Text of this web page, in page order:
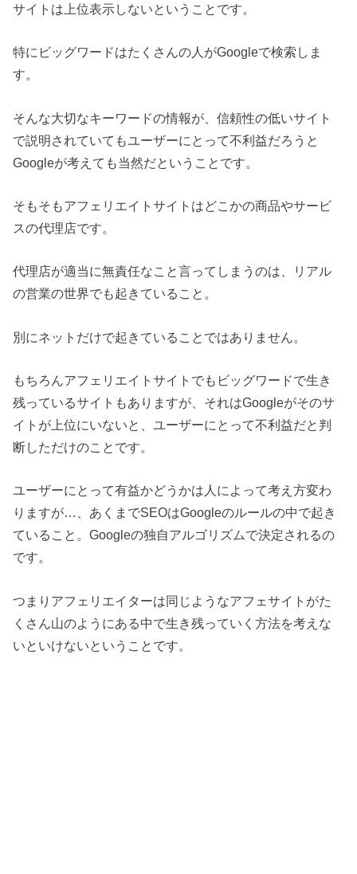
サイトは上位表示しないということです。
特にビッグワードはたくさんの人がGoogleで検索しま
す。
そんな大切なキーワードの情報が、信頼性の低いサイト
で説明されていてもユーザーにとって不利益だろうと
Googleが考えても当然だということです。
そもそもアフェリエイトサイトはどこかの商品やサービ
スの代理店です。
代理店が適当に無責任なこと言ってしまうのは、リアル
の営業の世界でも起きていること。
別にネットだけで起きていることではありません。
もちろんアフェリエイトサイトでもビッグワードで生き
残っているサイトもありますが、それはGoogleがそのサ
イトが上位にいないと、ユーザーにとって不利益だと判
断しただけのことです。
ユーザーにとって有益かどうかは人によって考え方変わ
りますが…、あくまでSEOはGoogleのルールの中で起き
ていること。Googleの独自アルゴリズムで決定されるの
です。
つまりアフェリエイターは同じようなアフェサイトがた
くさん山のようにある中で生き残っていく方法を考えな
いといけないということです。